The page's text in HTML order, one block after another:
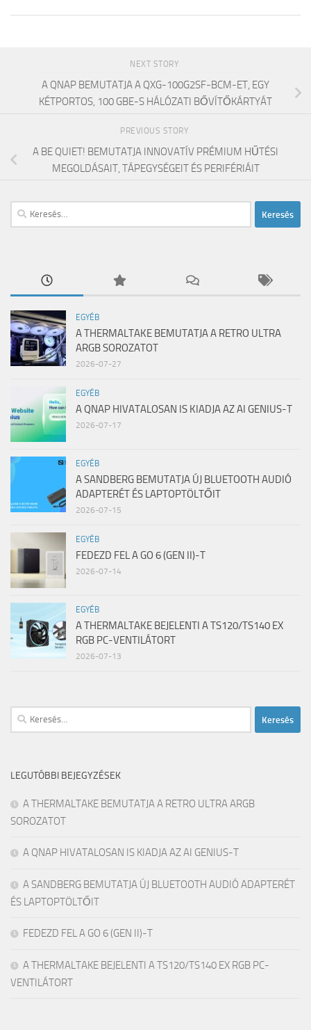
NEXT STORY
A QNAP BEMUTATJA A QXG-100G2SF-BCM-ET, EGY
KÉTPORTOS, 100 GBE-S HÁLÓZATI BŐVÍTŐKÁRTYÁT
PREVIOUS STORY
A BE QUIET! BEMUTATJA INNOVATÍV PRÉMIUM HŰTÉSI
MEGOLDÁSAIT, TÁPEGYSÉGEIT ÉS PERIFÉRIÁIT
Keresés:
EGYÉB
A THERMALTAKE BEMUTATJA A RETRO ULTRA
ARGB SOROZATOT
2026-07-27
EGYÉB
A QNAP HIVATALOSAN IS KIADJA AZ AI GENIUS-T
2026-07-17
EGYÉB
A SANDBERG BEMUTATJA ÚJ BLUETOOTH AUDIÓ
ADAPTERÉT ÉS LAPTOPTÖLTŐIT
2026-07-15
EGYÉB
FEDEZD FEL A GO 6 (GEN II)-T
2026-07-14
EGYÉB
A THERMALTAKE BEJELENTI A TS120/TS140 EX
RGB PC-VENTILÁTORT
2026-07-13
Keresés:
LEGUTÓBBI BEJEGYZÉSEK
A THERMALTAKE BEMUTATJA A RETRO ULTRA ARGB
SOROZATOT
A QNAP HIVATALOSAN IS KIADJA AZ AI GENIUS-T
A SANDBERG BEMUTATJA ÚJ BLUETOOTH AUDIÓ ADAPTERÉT
ÉS LAPTOPTÖLTŐIT
FEDEZD FEL A GO 6 (GEN II)-T
A THERMALTAKE BEJELENTI A TS120/TS140 EX RGB PC-
VENTILÁTORT